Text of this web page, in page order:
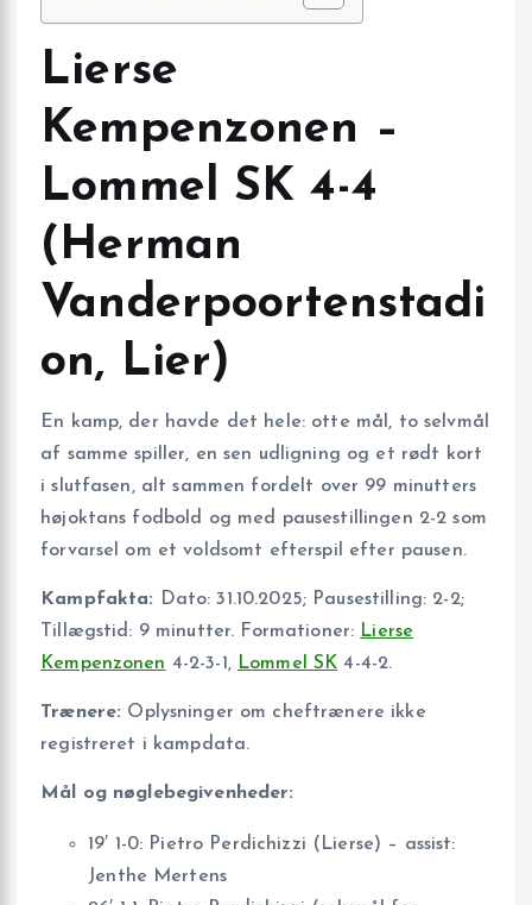
Lierse
Kempenzonen –
Lommel SK 4-4
(Herman
Vanderpoortenstadi
on, Lier)
En kamp, der havde det hele: otte mål, to selvmål
af samme spiller, en sen udligning og et rødt kort
i slutfasen, alt sammen fordelt over 99 minutters
højoktans fodbold og med pausestillingen 2-2 som
forvarsel om et voldsomt efterspil efter pausen.
Kampfakta: Dato: 31.10.2025; Pausestilling: 2-2;
Tillægstid: 9 minutter. Formationer: Lierse
Kempenzonen 4-2-3-1, Lommel SK 4-4-2.
Trænere: Oplysninger om cheftrænere ikke
registreret i kampdata.
Mål og nøglebegivenheder:
19′ 1-0: Pietro Perdichizzi (Lierse) – assist:
Jenthe Mertens